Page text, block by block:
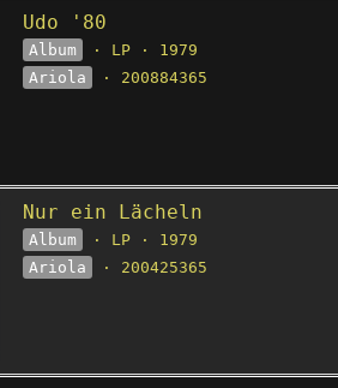
Udo '80
Album
· LP · 1979
Ariola
· 200884365
Nur ein Lächeln
Album
· LP · 1979
Ariola
· 200425365